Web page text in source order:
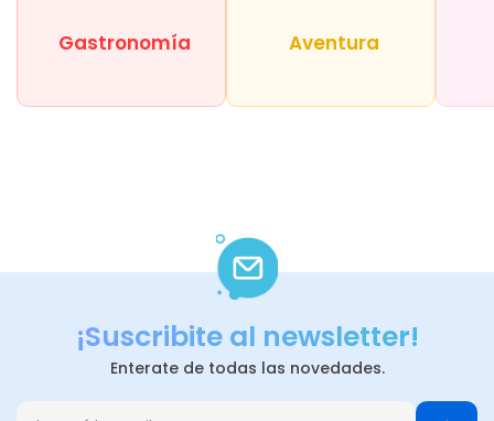
Gastronomía Aventura
¡Suscribite al newsletter!
Enterate de todas las novedades.